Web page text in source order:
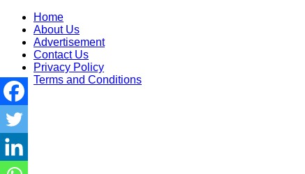
Skip
content
Home
About Us
Advertisement
Contact Us
Privacy Policy
Terms and Conditions